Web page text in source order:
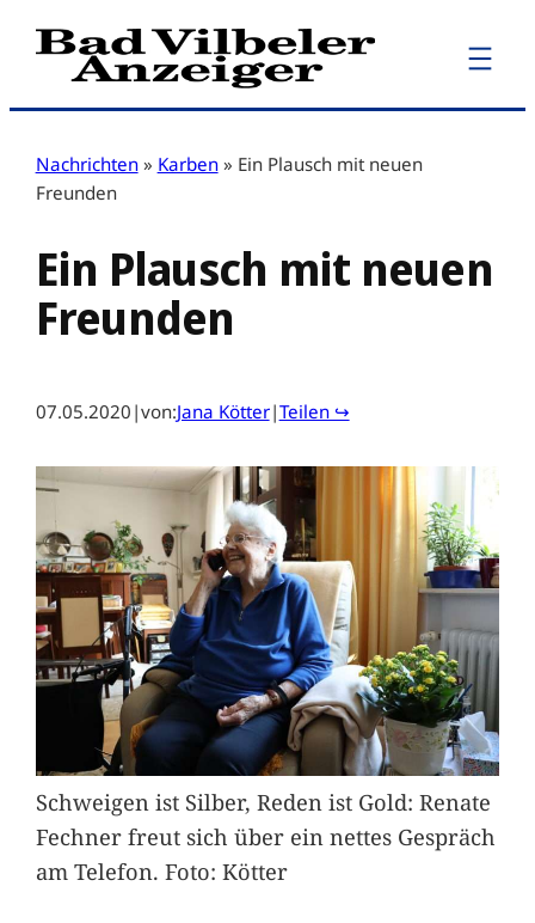
Zum
Inhalt
Nachrichten » Karben » Ein Plausch mit neuen
Freunden
Ein Plausch mit neuen
Freunden
07.05.2020 |von:Jana Kötter|Teilen ↪
Schweigen ist Silber, Reden ist Gold: Renate
Fechner freut sich über ein nettes Gespräch
am Telefon. Foto: Kötter